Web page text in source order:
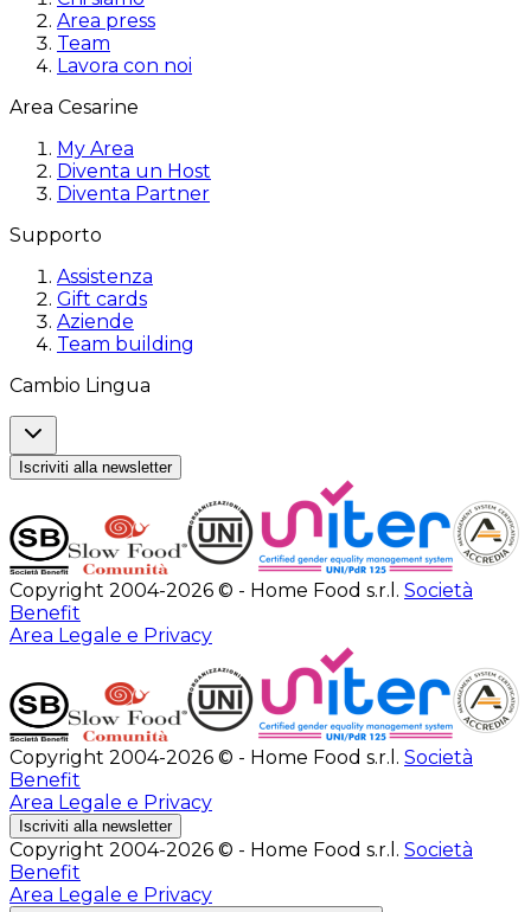
Area press
Team
Lavora con noi
Area Cesarine
My Area
Diventa un Host
Diventa Partner
Supporto
Assistenza
Gift cards
Aziende
Team building
Cambio Lingua
Iscriviti alla newsletter
Copyright 2004-2026 © - Home Food s.r.l. Società
Benefit
Area Legale e Privacy
Copyright 2004-2026 © - Home Food s.r.l. Società
Benefit
Area Legale e Privacy
Iscriviti alla newsletter
Copyright 2004-2026 © - Home Food s.r.l. Società
Benefit
Area Legale e Privacy